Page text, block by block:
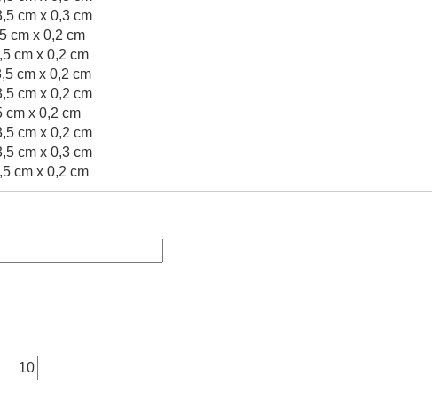
cm x 0,3 cm
cm x 0,2 cm
cm x 0,2 cm
cm x 0,2 cm
cm x 0,2 cm
cm x 0,2 cm
cm x 0,2 cm
cm x 0,3 cm
cm x 0,2 cm